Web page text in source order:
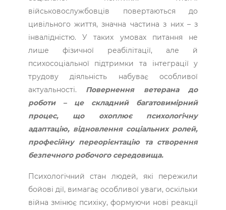
військовослужбовців повертаються до
цивільного життя, значна частина з них – з
інвалідністю. У таких умовах питання не
лише фізичної реабілітації, але й
психосоціальної підтримки та інтеграції у
трудову діяльність набуває особливої
актуальності. Повернення ветерана до
роботи – це складний багатовимірний
процес, що охоплює психологічну
адаптацію, відновлення соціальних ролей,
професійну переорієнтацію та створення
безпечного робочого середовища.
Психологічний стан людей, які пережили
бойові дії, вимагає особливої уваги, оскільки
війна змінює психіку, формуючи нові реакції